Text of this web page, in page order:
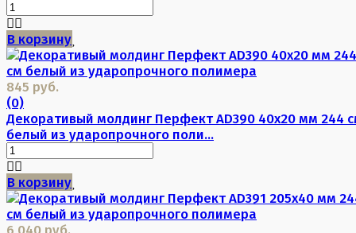
В корзину
845 руб.
(0)
Декоративый молдинг Перфект AD390 40х20 мм 244
белый из ударопрочного поли...
В корзину
6 040 руб.